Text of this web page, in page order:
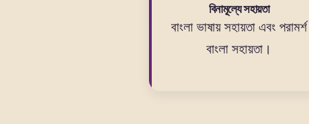
বিনামূল্যে সহায়তা
বাংলা ভাষায় সহায়তা এবং পরামর্শ
বাংলা সহায়তা।